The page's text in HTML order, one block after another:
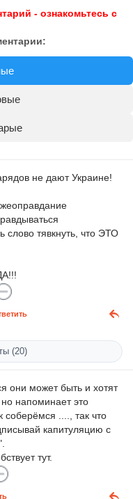
- ознакомьтесь с
не дают Украине!
тявкнуть, что ЭТО
(20)
они может быть и хотят
напоминает это
...., так что
капитуляцию с
тут.